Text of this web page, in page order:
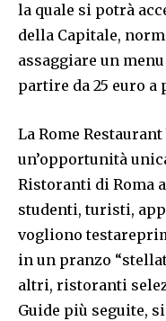
la quale si potrà
della Capitale,
assaggiare un
partire da 25 euro a
La Rome Restaurant
un’opportunità
Ristoranti di Roma
studenti, turisti,
vogliono
in un pranzo
altri, ristoranti
Guide più seguite,